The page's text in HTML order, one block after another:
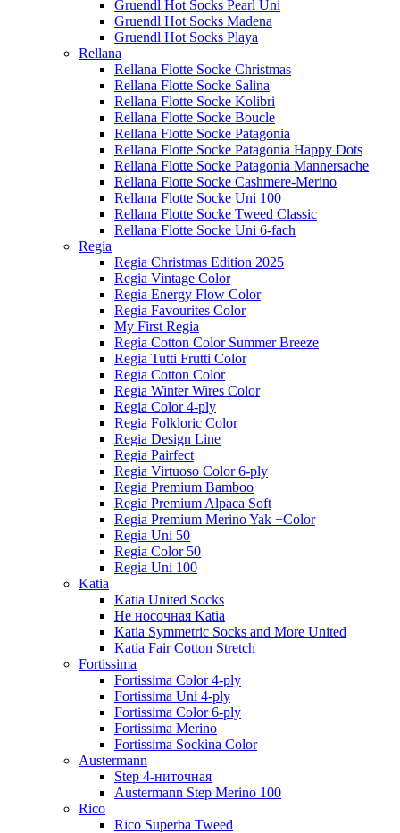
Gruendl Hot Socks Pearl Uni
Gruendl Hot Socks Madena
Gruendl Hot Socks Playa
Rellana
Rellana Flotte Socke Christmas
Rellana Flotte Socke Salina
Rellana Flotte Socke Kolibri
Rellana Flotte Socke Boucle
Rellana Flotte Socke Patagonia
Rellana Flotte Socke Patagonia Happy Dots
Rellana Flotte Socke Patagonia Mannersache
Rellana Flotte Socke Cashmere-Merino
Rellana Flotte Socke Uni 100
Rellana Flotte Socke Tweed Classic
Rellana Flotte Socke Uni 6-fach
Regia
Regia Christmas Edition 2025
Regia Vintage Color
Regia Energy Flow Color
Regia Favourites Color
My First Regia
Regia Cotton Color Summer Breeze
Regia Tutti Frutti Color
Regia Cotton Color
Regia Winter Wires Color
Regia Color 4-ply
Regia Folkloric Color
Regia Design Line
Regia Pairfect
Regia Virtuoso Color 6-ply
Regia Premium Bamboo
Regia Premium Alpaca Soft
Regia Premium Merino Yak +Color
Regia Uni 50
Regia Color 50
Regia Uni 100
Katia
Katia United Socks
Не носочная Katia
Katia Symmetric Socks and More United
Katia Fair Cotton Stretch
Fortissima
Fortissima Color 4-ply
Fortissima Uni 4-ply
Fortissima Color 6-ply
Fortissima Merino
Fortissima Sockina Color
Austermann
Step 4-ниточная
Austermann Step Merino 100
Rico
Rico Superba Tweed